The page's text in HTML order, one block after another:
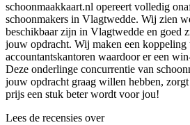
schoonmaakkaart.nl opereert volledig
schoonmakers in Vlagtwedde. Wij zien
beschikbaar zijn in Vlagtwedde en goed
jouw opdracht. Wij maken een koppeling
accountantskantoren waardoor er een
Deze onderlinge concurrentie van
jouw opdracht graag willen hebben,
prijs een stuk beter wordt voor jou!
Lees de recensies over